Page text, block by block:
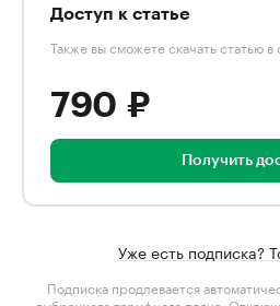
Доступ к статье
Также вы сможете скачать статью в
790 ₽
Получить
Уже есть подписка?
Подписка продлевается